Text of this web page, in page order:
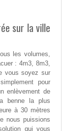
sur la ville
les volumes,
: 4m3, 8m3,
vous soyez sur
pour
enlèvement de
benne la plus
à 30 mètres
nous puissions
qui vous